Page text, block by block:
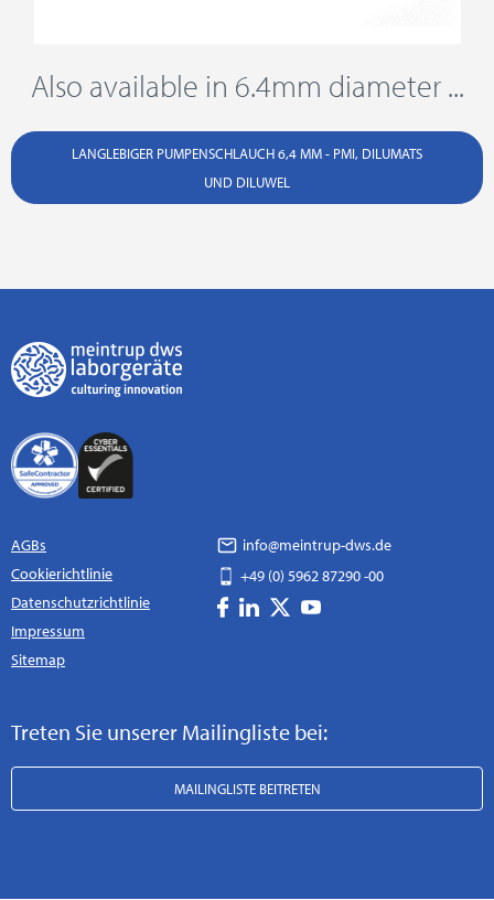
Also available in 6.4mm diameter ...
LANGLEBIGER PUMPENSCHLAUCH 6,4 MM - PMI, DILUMATS
UND DILUWEL
AGBs
Cookierichtlinie
Datenschutzrichtlinie
Impressum
Sitemap
info@meintrup-dws.de
+49 (0) 5962 87290 -00
Treten Sie unserer Mailingliste bei:
MAILINGLISTE BEITRETEN